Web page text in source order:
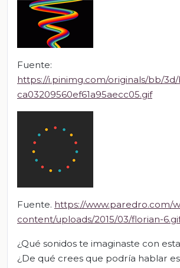
Fuente:
https://i.pinimg.com/originals/bb/
ca03209560ef61a95aecc05.gif
Fuente. https://www.paredro.com/
content/uploads/2015/03/florian-
¿Qué sonidos te imaginaste con
¿De qué crees que podría hablar